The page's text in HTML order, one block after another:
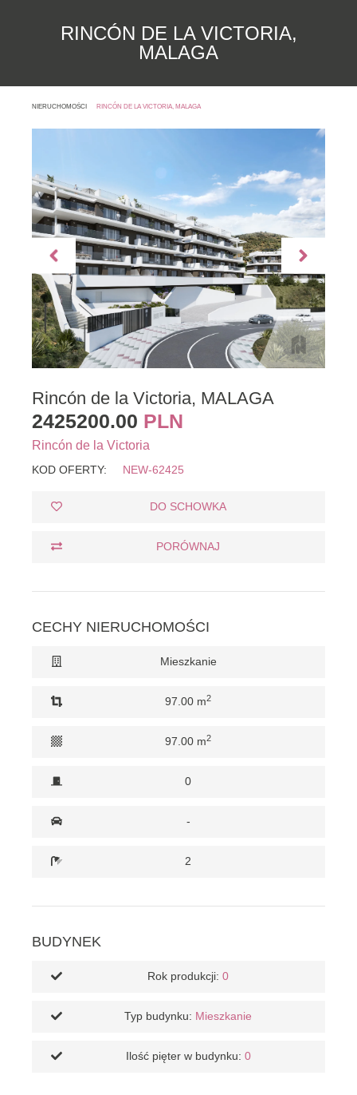
RINCÓN DE LA VICTORIA,
MALAGA
NIERUCHOMOŚCI RINCÓN DE LA VICTORIA, MALAGA
Rincón de la Victoria, MALAGA
2425200.00 PLN
Rincón de la Victoria
KOD OFERTY: NEW-62425
DO SCHOWKA
PORÓWNAJ
CECHY NIERUCHOMOŚCI
Mieszkanie
97.00 m2
97.00 m2
0
-
2
BUDYNEK
Rok produkcji: 0
Typ budynku: Mieszkanie
Ilość pięter w budynku: 0